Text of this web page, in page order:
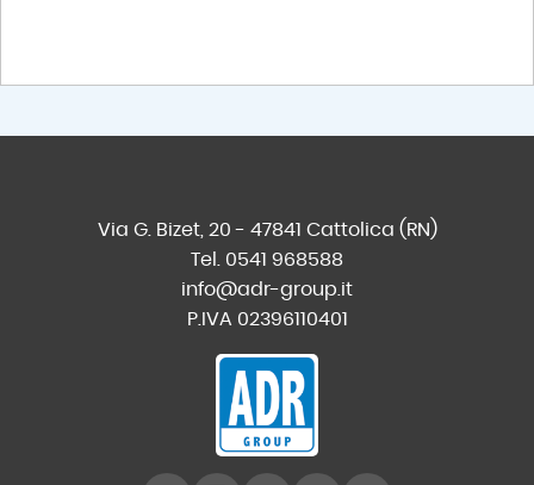
Via G. Bizet, 20 - 47841 Cattolica (RN)
Tel. 0541 968588
info@adr-group.it
P.IVA 02396110401